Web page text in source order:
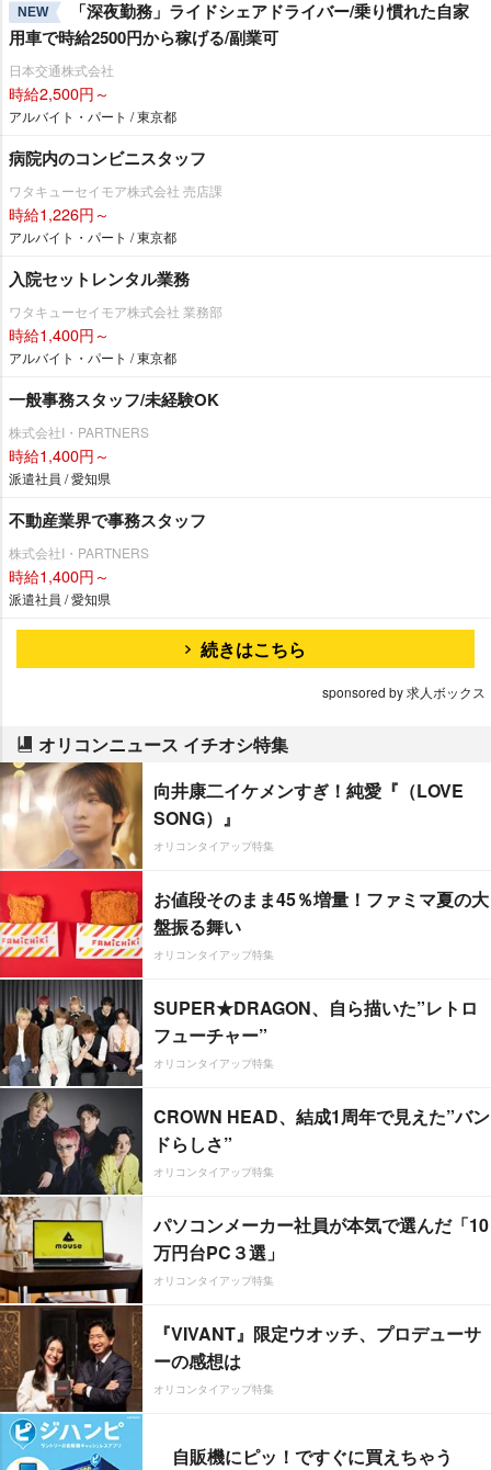
NEW
「深夜勤務」ライドシェアドライバー/乗り慣れた自家
用車で時給2500円から稼げる/副業可
日本交通株式会社
時給2,500円～
アルバイト・パート / 東京都
病院内のコンビニスタッフ
ワタキューセイモア株式会社 売店課
時給1,226円～
アルバイト・パート / 東京都
入院セットレンタル業務
ワタキューセイモア株式会社 業務部
時給1,400円～
アルバイト・パート / 東京都
一般事務スタッフ/未経験OK
株式会社I・PARTNERS
時給1,400円～
派遣社員 / 愛知県
不動産業界で事務スタッフ
株式会社I・PARTNERS
時給1,400円～
派遣社員 / 愛知県
続きはこちら
sponsored by 求人ボックス
オリコンニュース イチオシ特集
向井康二イケメンすぎ！純愛『（LOVE
SONG）』
オリコンタイアップ特集
お値段そのまま45％増量！ファミマ夏の大
盤振る舞い
オリコンタイアップ特集
SUPER★DRAGON、自ら描いた”レトロ
フューチャー”
オリコンタイアップ特集
CROWN HEAD、結成1周年で見えた”バン
ドらしさ”
オリコンタイアップ特集
パソコンメーカー社員が本気で選んだ「10
万円台PC３選」
オリコンタイアップ特集
『VIVANT』限定ウオッチ、プロデューサ
ーの感想は
オリコンタイアップ特集
自販機にピッ！ですぐに買えちゃう